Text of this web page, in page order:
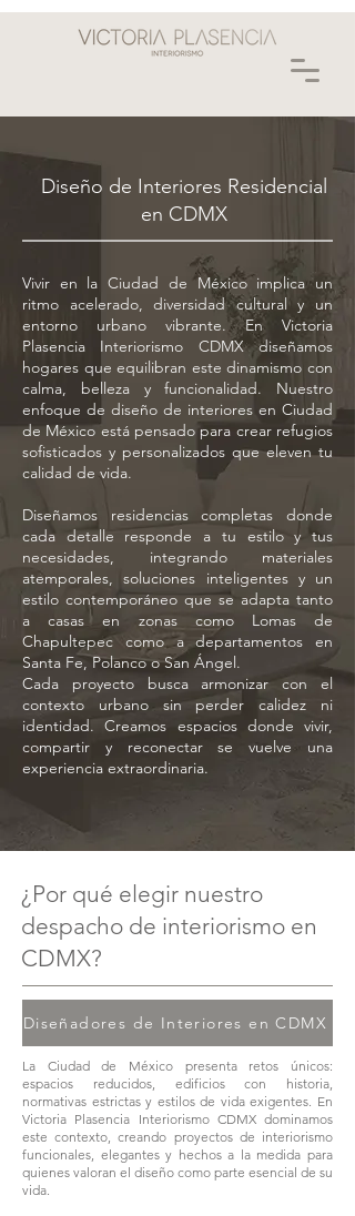
Diseño de Interiores Residencial
en CDMX
Vivir en la Ciudad de México implica un
ritmo acelerado, diversidad cultural y un
entorno urbano vibrante. En Victoria
Plasencia Interiorismo CDMX diseñamos
hogares que equilibran este dinamismo con
calma, belleza y funcionalidad. Nuestro
enfoque de diseño de interiores en Ciudad
de México está pensado para crear refugios
sofisticados y personalizados que eleven tu
calidad de vida.
Diseñamos residencias completas donde
cada detalle responde a tu estilo y tus
necesidades, integrando materiales
atemporales, soluciones inteligentes y un
estilo contemporáneo que se adapta tanto
a casas en zonas como Lomas de
Chapultepec como a departamentos en
Santa Fe, Polanco o San Ángel.
Cada proyecto busca armonizar con el
contexto urbano sin perder calidez ni
identidad. Creamos espacios donde vivir,
compartir y reconectar se vuelve una
experiencia extraordinaria.
¿Por qué elegir nuestro
despacho de interiorismo en
CDMX?
Diseñadores de Interiores en CDMX
La Ciudad de México presenta retos únicos:
espacios reducidos, edificios con historia,
normativas estrictas y estilos de vida exigentes. En
Victoria Plasencia Interiorismo CDMX dominamos
este contexto, creando proyectos de interiorismo
funcionales, elegantes y hechos a la medida para
quienes valoran el diseño como parte esencial de su
vida.